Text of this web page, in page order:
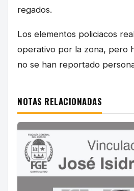
regados.
Los elementos policiacos
operativo por la zona, pero
no se han reportado
NOTAS RELACIONADAS